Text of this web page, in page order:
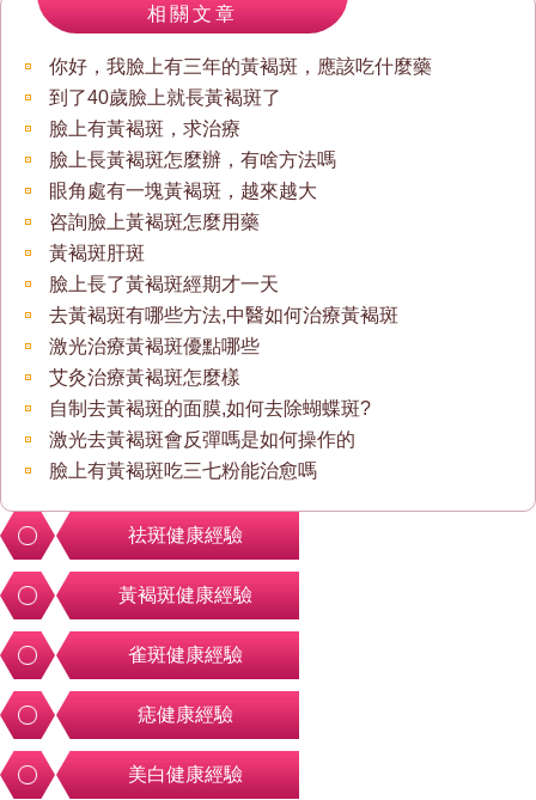
相關文章
你好，我臉上有三年的黃褐斑，應該吃什麼藥
到了40歲臉上就長黃褐斑了
臉上有黃褐斑，求治療
臉上長黃褐斑怎麼辦，有啥方法嗎
眼角處有一塊黃褐斑，越來越大
咨詢臉上黃褐斑怎麼用藥
黃褐斑肝斑
臉上長了黃褐斑經期才一天
去黃褐斑有哪些方法,中醫如何治療黃褐斑
激光治療黃褐斑優點哪些
艾灸治療黃褐斑怎麼樣
自制去黃褐斑的面膜,如何去除蝴蝶斑?
激光去黃褐斑會反彈嗎是如何操作的
臉上有黃褐斑吃三七粉能治愈嗎
祛斑健康經驗
黃褐斑健康經驗
雀斑健康經驗
痣健康經驗
美白健康經驗